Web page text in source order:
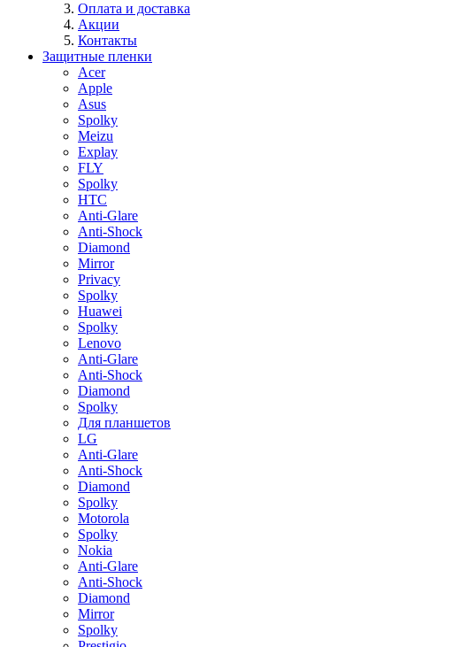
Оплата и доставка
Акции
Контакты
Защитные пленки
Acer
Apple
Asus
Spolky
Meizu
Explay
FLY
Spolky
HTC
Anti-Glare
Anti-Shock
Diamond
Mirror
Privacy
Spolky
Huawei
Spolky
Lenovo
Anti-Glare
Anti-Shock
Diamond
Spolky
Для планшетов
LG
Anti-Glare
Anti-Shock
Diamond
Spolky
Motorola
Spolky
Nokia
Anti-Glare
Anti-Shock
Diamond
Mirror
Spolky